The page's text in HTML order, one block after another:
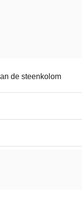
de steenkolom